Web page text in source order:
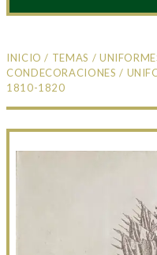
INICIO / TEMAS /
CONDECORACIONES /
1810-1820